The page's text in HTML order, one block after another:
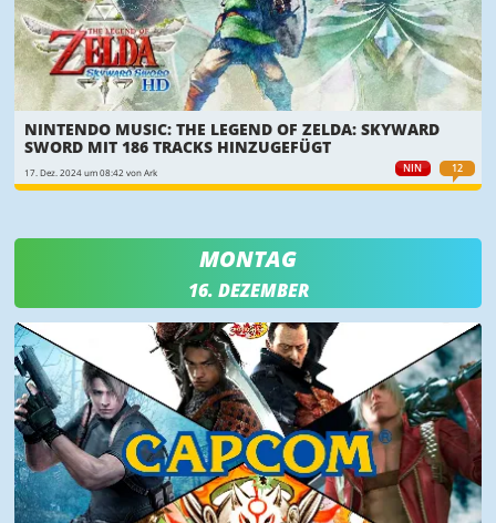
NIN 12
NINTENDO MUSIC: THE LEGEND OF ZELDA: SKYWARD
SWORD MIT 186 TRACKS HINZUGEFÜGT
17. Dez. 2024 um 08:42 von Ark
MONTAG
16. DEZEMBER